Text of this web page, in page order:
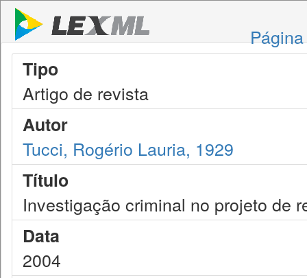
Tipo
Artigo de revista
Autor
Tucci, Rogério Lauria, 1929
Título
Investigação criminal no projeto de
Data
2004